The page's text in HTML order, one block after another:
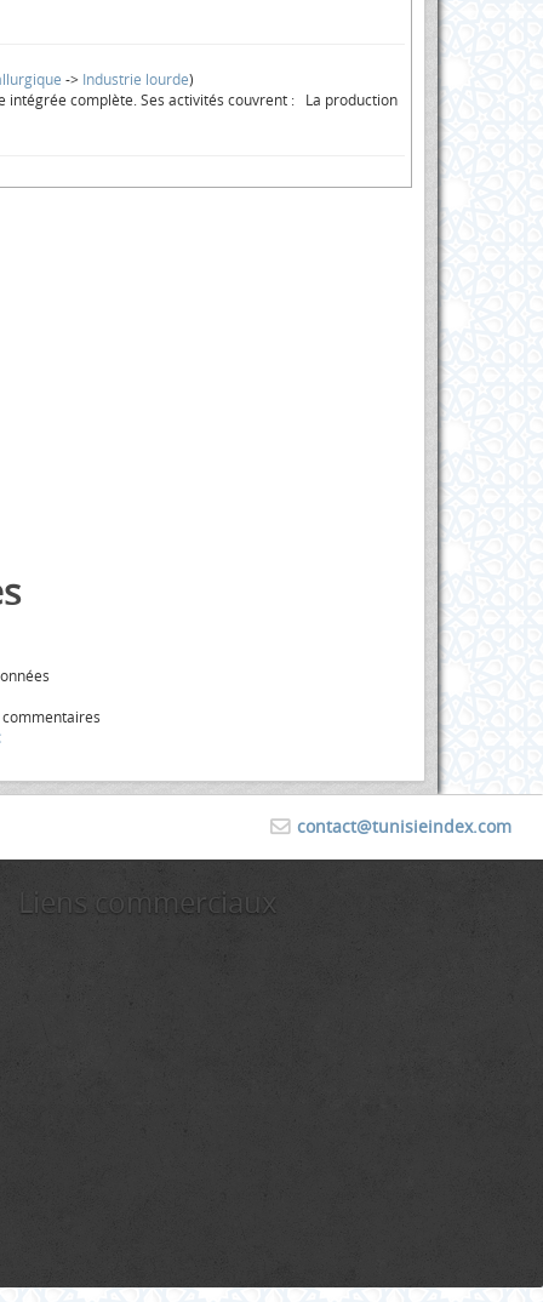
-> Industrie lourde)
intégrée complète. Ses activités couvrent : La production
contact@tunisieindex.com
Liens commerciaux